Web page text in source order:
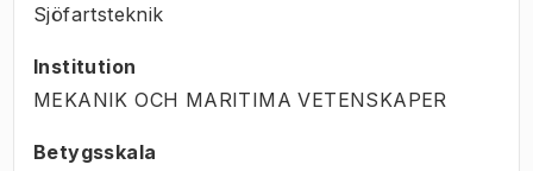
Sjöfartsteknik
Institution
MEKANIK OCH MARITIMA VETENSKAPER
Betygsskala